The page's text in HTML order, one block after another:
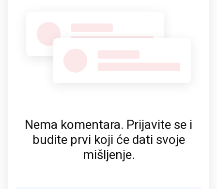
Nema komentara. Prijavite se i
budite prvi koji će dati svoje
mišljenje.